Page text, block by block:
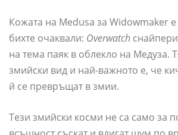
Кожата на Medusa за Widowmaker е
бихте очаквали: Overwatch
на тема паяк в облекло на Медуза.
змийски вид и най-важното е, че
й се превръщат в змии.
Тези змийски косми не са само за